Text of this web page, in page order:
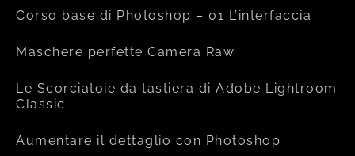
Corso base di Photoshop – 01 L’interfaccia
Maschere perfette Camera Raw
Le Scorciatoie da tastiera di Adobe Lightroom
Classic
Aumentare il dettaglio con Photoshop